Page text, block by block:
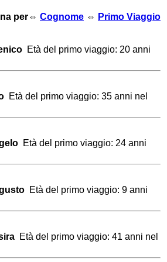
per⇔ Cognome ⇔ Primo Viaggio
Età del primo viaggio: 20 anni
Età del primo viaggio: 35 anni nel
Età del primo viaggio: 24 anni
Età del primo viaggio: 9 anni
Età del primo viaggio: 41 anni nel